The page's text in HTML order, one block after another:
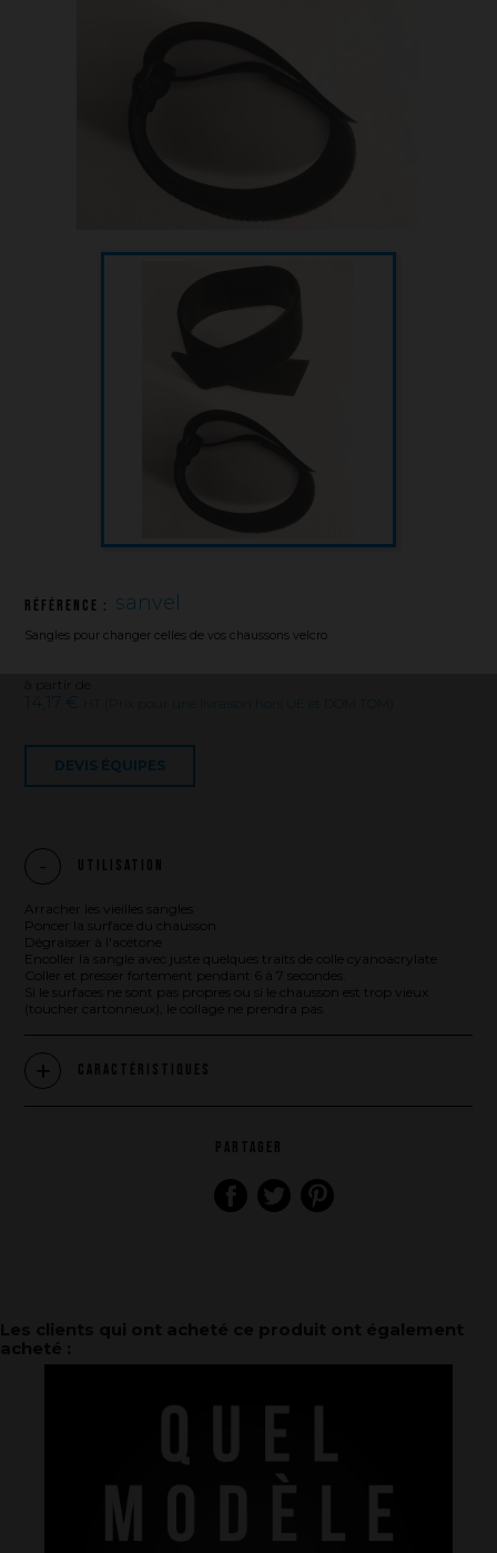
Comment nous voulons le faire
Référence : sanvel
Sangles pour changer celles de vos chaussons velcro
à partir de
14,17 € HT (Prix pour une livraison hors UE et DOM TOM)
DEVIS ÉQUIPES
Utilisation
Arracher les vieilles sangles
Poncer la surface du chausson
Dégraisser à l'acétone
Encoller la sangle avec juste quelques traits de colle cyanoacrylate
Coller et presser fortement pendant 6 à 7 secondes.
Si le surfaces ne sont pas propres ou si le chausson est trop vieux
(toucher cartonneux), le collage ne prendra pas.
Caractéristiques
PARTAGER